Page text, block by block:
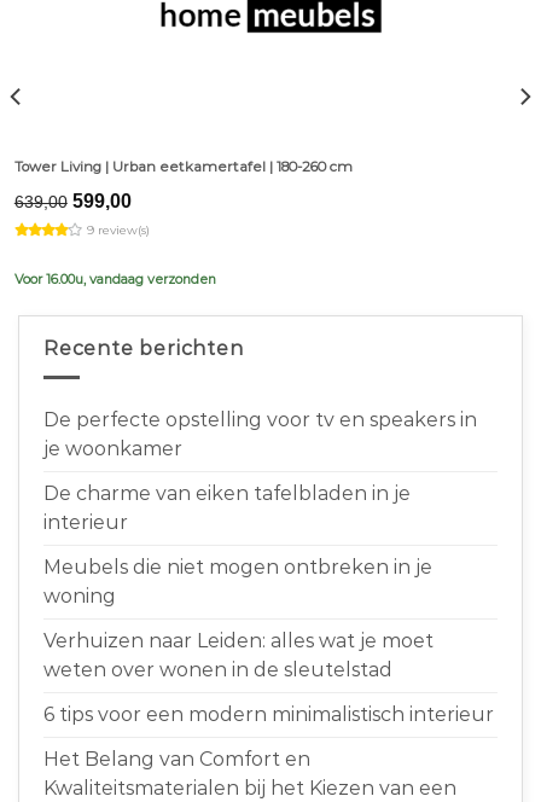
Tower Living | Urban eetkamertafel | 180-260 cm
639,00 Original
price
was:
599,00Current
is:
9 review(s)
Voor 16.00u, vandaag verzonden
Recente berichten
De perfecte opstelling voor tv en speakers in
je woonkamer
De charme van eiken tafelbladen in je
interieur
Meubels die niet mogen ontbreken in je
woning
Verhuizen naar Leiden: alles wat je moet
weten over wonen in de sleutelstad
6 tips voor een modern minimalistisch interieur
Het Belang van Comfort en
Kwaliteitsmaterialen bij het Kiezen van een